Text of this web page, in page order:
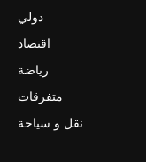
دولي
اقتصاد
رياضة
متفرقات
نقل و سياحة